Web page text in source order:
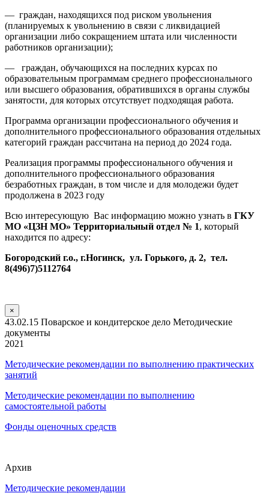
— граждан, находящихся под риском увольнения
(планируемых к увольнению в связи с ликвидацией
организации либо сокращением штата или численности
работников организации);
— граждан, обучающихся на последних курсах по
образовательным программам среднего профессионального
или высшего образования, обратившихся в органы службы
занятости, для которых отсутствует подходящая работа.
Программа организации профессионального обучения и
дополнительного профессионального образования отдельных
категорий граждан рассчитана на период до 2024 года.
Реализация программы профессионального обучения и
дополнительного профессионального образования
безработных граждан, в том числе и для молодежи будет
продолжена в 2023 году
Всю интересующую Вас информацию можно узнать в ГКУ
МО «ЦЗН МО» Территориальный отдел № 1, который
находится по адресу:
Богородский г.о., г.Ногинск, ул. Горького, д. 2, тел.
8(496)7)5112764
×
43.02.15 Поварское и кондитерское дело Методические
документы
2021
Методические рекомендации по выполнению практических
занятий
Методические рекомендации по выполнению
самостоятельной работы
Фонды оценочных средств
Архив
Методические рекомендации